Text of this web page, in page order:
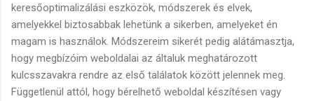
keresőoptimalizálási eszközök, módszerek és elvek,
amelyekkel biztosabbak lehetünk a sikerben, amelyeket én
magam is használok. Módszereim sikerét pedig alátámasztja,
hogy megbízóim weboldalai az általuk meghatározott
kulcsszavakra rendre az első találatok között jelennek meg.
Függetlenül attól, hogy bérelhető weboldal készítésen vagy